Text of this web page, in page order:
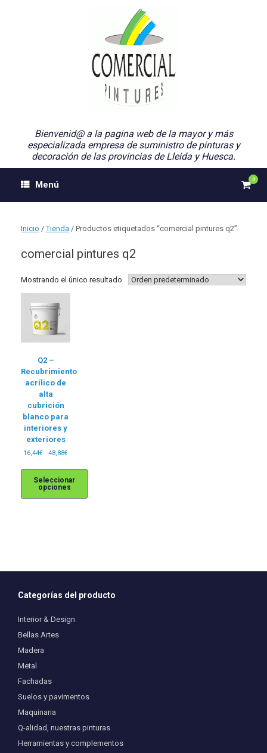
Bienvenid@ a la pagina web de la mayor y más
especializada empresa de suministro de pinturas y
decoración de las provincias de Lleida y Huesca.
Menú
Ver
0
Inicio /Tienda / Productos etiquetados “comercial pintures q2”
comercial pintures q2
Mostrando el único resultado
Q2 –
Recubrimiento
acrílico de
alta
cubrición
blanco para
interiores y
exteriores
16,44€ 48,88€Rango
precios:
desde
16,44€
hasta
Seleccionar
opciones
opciones
pueden
en
página
Categorías del producto
Interior & Design
Bellas Artes
Madera
Metal
Fachadas
Suelos y pavimentos
Maquinaria
Q-alidad, nuestras pinturas
Herramientas y complementos